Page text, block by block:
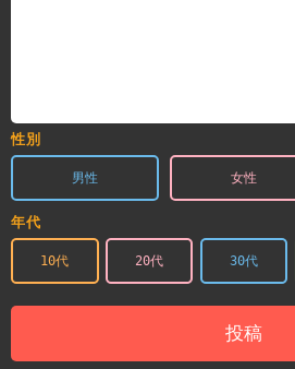
性別
男性 女性
年代
10代 20代 30代
投稿